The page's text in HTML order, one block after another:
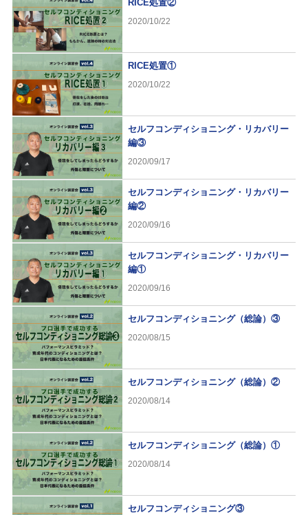
RICE処置②
2020/10/22
RICE処置①
2020/10/22
セルフコンディショニング・リカバリー
編③
2020/09/17
セルフコンディショニング・リカバリー
編②
2020/09/16
セルフコンディショニング・リカバリー
編①
2020/09/16
セルフコンディショニング（総論）③
2020/08/15
セルフコンディショニング（総論）②
2020/08/14
セルフコンディショニング（総論）①
2020/08/14
セルフコンディショニング③